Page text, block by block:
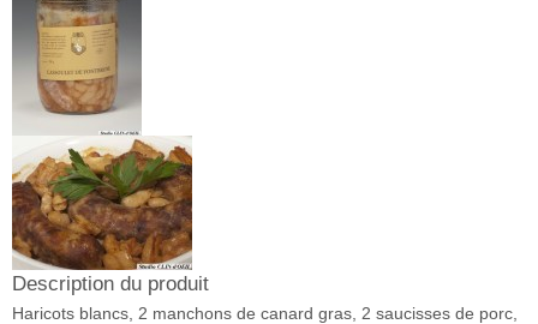
Description du produit
Haricots blancs, 2 manchons de canard gras, 2 saucisses de porc,